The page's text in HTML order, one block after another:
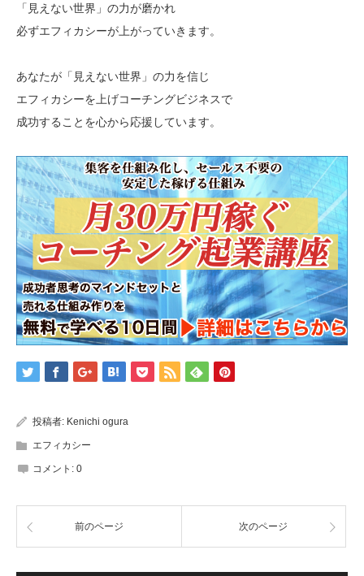
「見えない世界」の力が磨かれ
必ずエフィカシーが上がっていきます。
あなたが「見えない世界」の力を信じ
エフィカシーを上げコーチングビジネスで
成功することを心から応援しています。
投稿者: Kenichi ogura
エフィカシー
コメント: 0
前のページ 次のページ